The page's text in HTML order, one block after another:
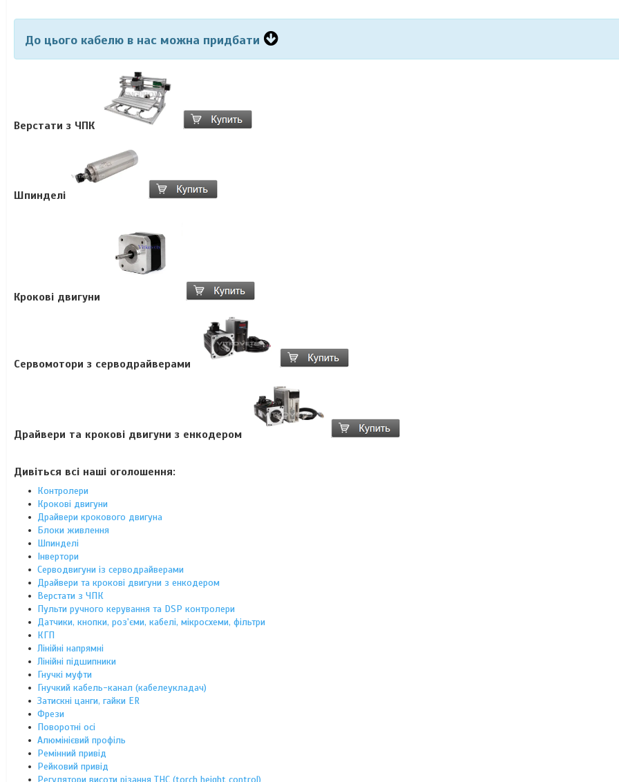
До цього кабелю в нас можна придбати
Верстати з ЧПК
Шпинделі
Крокові двигуни
Сервомотори з серводрайверами
Драйвери та крокові двигуни з енкодером
Дивіться всі наші оголошення:
Контролери
Крокові двигуни
Драйвери крокового двигуна
Блоки живлення
Шпинделі
Інвертори
Серводвигуни із серводрайверами
Драйвери та крокові двигуни з енкодером
Верстати з ЧПК
Пульти ручного керування та DSP контролери
Датчики, кнопки, роз'єми, кабелі, мікросхеми, фільтри
КГП
Лінійні напрямні
Лінійні підшипники
Гнучкі муфти
Гнучкий кабель-канал (кабелеукладач)
Затискні цанги, гайки ER
Фрези
Поворотні осі
Алюмінієвий профіль
Ремінний привід
Рейковий привід
Регулятори висоти різання THC (torch height control)